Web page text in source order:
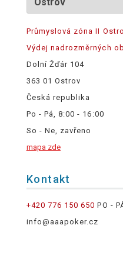
Průmyslová zóna II
Výdej nadrozměrných
Dolní Žďár 104
363 01 Ostrov
Česká republika
Po - Pá, 8:00 - 16:00
So - Ne, zavřeno
mapa zde
Kontakt
+420 776 150 650 PO -
info@aaapoker.cz